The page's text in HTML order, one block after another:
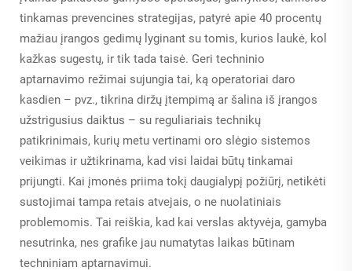
tinkamas prevencines strategijas, patyrė apie 40 procentų
mažiau įrangos gedimų lyginant su tomis, kurios laukė, kol
kažkas sugestų, ir tik tada taisė. Geri techninio
aptarnavimo režimai sujungia tai, ką operatoriai daro
kasdien – pvz., tikrina diržų įtempimą ar šalina iš įrangos
užstrigusius daiktus – su reguliariais technikų
patikrinimais, kurių metu vertinami oro slėgio sistemos
veikimas ir užtikrinama, kad visi laidai būtų tinkamai
prijungti. Kai įmonės priima tokį daugialypį požiūrį, netikėti
sustojimai tampa retais atvejais, o ne nuolatiniais
problemomis. Tai reiškia, kad kai verslas aktyvėja, gamyba
nesutrinka, nes grafike jau numatytas laikas būtinam
techniniam aptarnavimui.